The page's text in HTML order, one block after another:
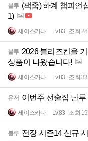
블루 (팩줌) 하계 챔피언
1)
세이스카나 Lv.83 조회
블루 2026 블리즈컨을
상품이 나왔습니다!
세이스카나 Lv.83 조회
유저 이번주 선술집 난
세이스카나 Lv.83 조회
블루 전장 시즌14 신규